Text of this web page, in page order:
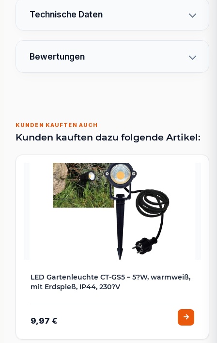
Technische Daten
Bewertungen
KUNDEN KAUFTEN AUCH
Kunden kauften dazu folgende Artikel:
LED Gartenleuchte CT-GS5 – 5?W, warmweiß,
mit Erdspieß, IP44, 230?V
9,97 €